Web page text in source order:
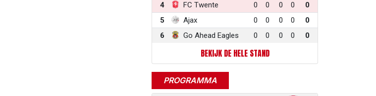
4
FC Twente 0 0 0 0
0
5
Ajax 0 0 0 0
0
6
Go Ahead Eagles 0 0 0 0 0
BEKIJK DE HELE STAND
PROGRAMMA